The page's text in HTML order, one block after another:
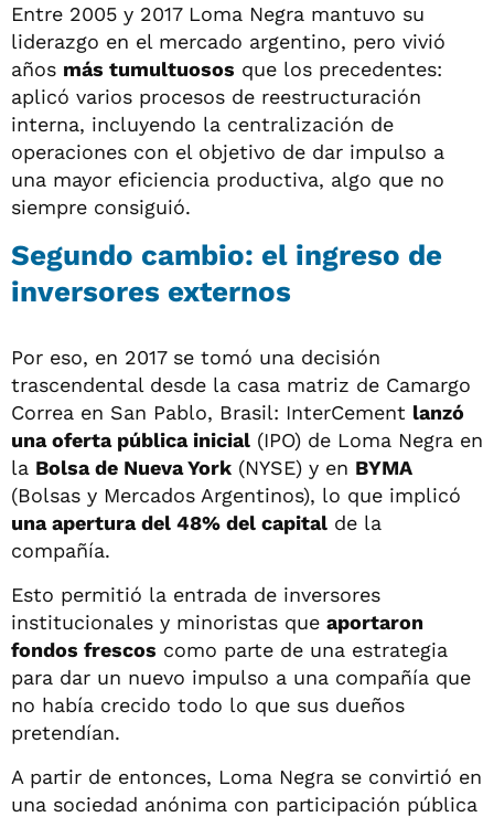
Entre 2005 y 2017 Loma Negra mantuvo su
liderazgo en el mercado argentino, pero vivió
años más tumultuosos que los precedentes:
aplicó varios procesos de reestructuración
interna, incluyendo la centralización de
operaciones con el objetivo de dar impulso a
una mayor eficiencia productiva, algo que no
siempre consiguió.
Segundo cambio: el ingreso de
inversores externos
Por eso, en 2017 se tomó una decisión
trascendental desde la casa matriz de Camargo
Correa en San Pablo, Brasil: InterCement lanzó
una oferta pública inicial (IPO) de Loma Negra en
la Bolsa de Nueva York (NYSE) y en BYMA
(Bolsas y Mercados Argentinos), lo que implicó
una apertura del 48% del capital de la
compañía.
Esto permitió la entrada de inversores
institucionales y minoristas que aportaron
fondos frescos como parte de una estrategia
para dar un nuevo impulso a una compañía que
no había crecido todo lo que sus dueños
pretendían.
A partir de entonces, Loma Negra se convirtió en
una sociedad anónima con participación pública